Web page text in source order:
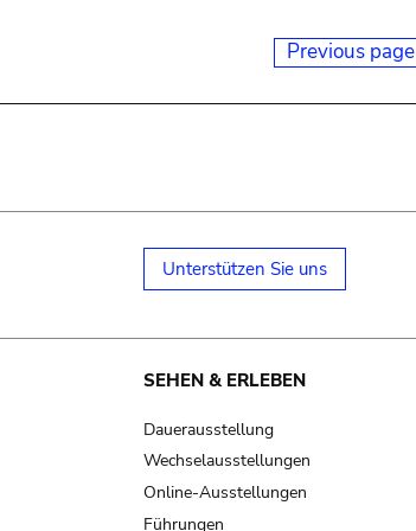
Previous page
Unterstützen Sie uns
SEHEN & ERLEBEN
Dauerausstellung
Wechselausstellungen
Online-Ausstellungen
Führungen